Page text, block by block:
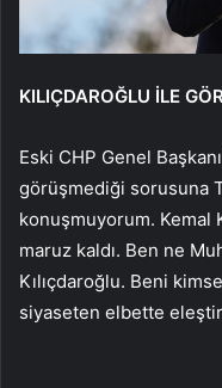
KILIÇDAROĞLU İLE
Eski CHP Genel
görüşmediği sorusuna
konuşmuyorum. Kemal
maruz kaldı. Ben ne
Kılıçdaroğlu. Beni
siyaseten elbette